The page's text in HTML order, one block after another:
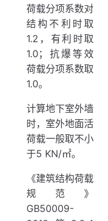
荷载分项系数对
结构不利时取
1.2，有利时取
1.0；抗爆等效
荷载分项系数取
1.0。
计算地下室外墙
时，室外地面活
荷载一般取不小
于5 KN/㎡。
《建筑结构荷载
规范》
GB50009-